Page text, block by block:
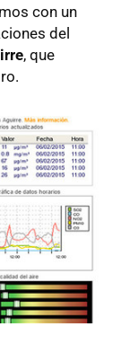
con un
del
, que